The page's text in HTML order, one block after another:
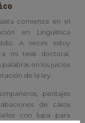
comienza en el
en Lingüística
A veces estoy
mi tesis doctoral,
en los juicios
de la ley.
peritajes
de casos
con lupa para